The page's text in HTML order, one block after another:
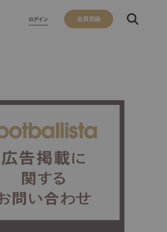
ログイン 会員登録